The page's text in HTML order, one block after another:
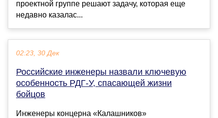
проектной группе решают задачу, которая еще
недавно казалас...
02:23, 30 Дек
Российские инженеры назвали ключевую
особенность РДГ-У, спасающей жизни
бойцов
Инженеры концерна «Калашников»